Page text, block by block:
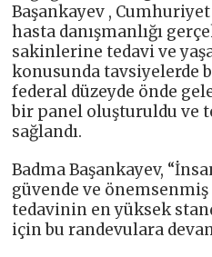
Başankayev ,
hasta danışmanlığı
sakinlerine tedavi ve
konusunda tavsiyelerde
federal düzeyde önde
bir panel oluşturuldu ve
sağlandı.
Badma Başankayev,
güvende ve
tedavinin en yüksek
için bu randevulara